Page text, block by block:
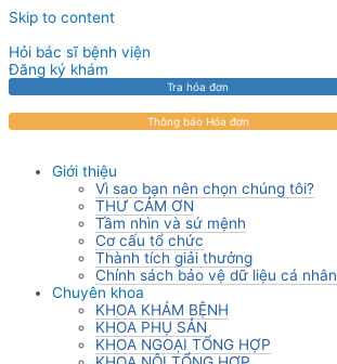
Skip to content
Hỏi bác sĩ bệnh viện
Đăng ký khám
Tra hóa đơn
Thông báo Hóa đơn
Giới thiệu
Vì sao bạn nên chọn chúng tôi?
THƯ CẢM ƠN
Tầm nhìn và sứ mệnh
Cơ cấu tổ chức
Thành tích giải thưởng
Chính sách bảo vệ dữ liệu cá nhân
Chuyên khoa
KHOA KHÁM BỆNH
KHOA PHỤ SẢN
KHOA NGOẠI TỔNG HỢP